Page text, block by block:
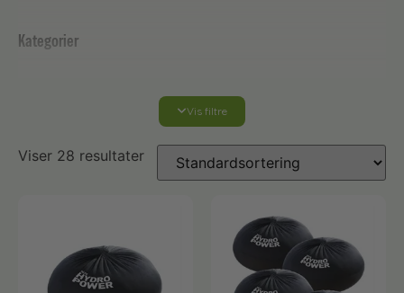
Kategorier
Accessories og adapter
Arbejdsbeklædning til vinduespudseren
Vis filtre
Viser 28 resultater